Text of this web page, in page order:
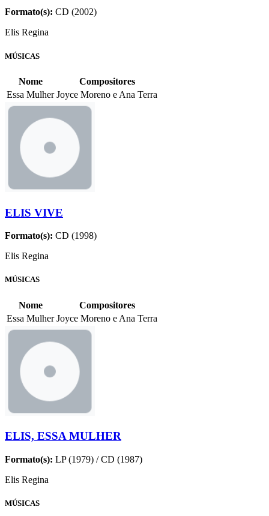
Formato(s): CD (2002)
Elis Regina
MÚSICAS
Nome
Compositores
Essa Mulher Joyce Moreno e Ana Terra
ELIS VIVE
Formato(s): CD (1998)
Elis Regina
MÚSICAS
Nome
Compositores
Essa Mulher Joyce Moreno e Ana Terra
ELIS, ESSA MULHER
Formato(s): LP (1979) / CD (1987)
Elis Regina
MÚSICAS